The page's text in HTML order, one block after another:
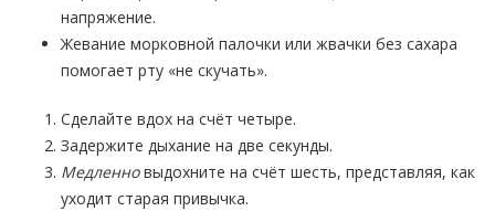
напряжение.
Жевание морковной палочки или жвачки без сахара
помогает рту «не скучать».
Сделайте вдох на счёт четыре.
Задержите дыхание на две секунды.
Медленновыдохните на счёт шесть, представляя, как
уходит старая привычка.